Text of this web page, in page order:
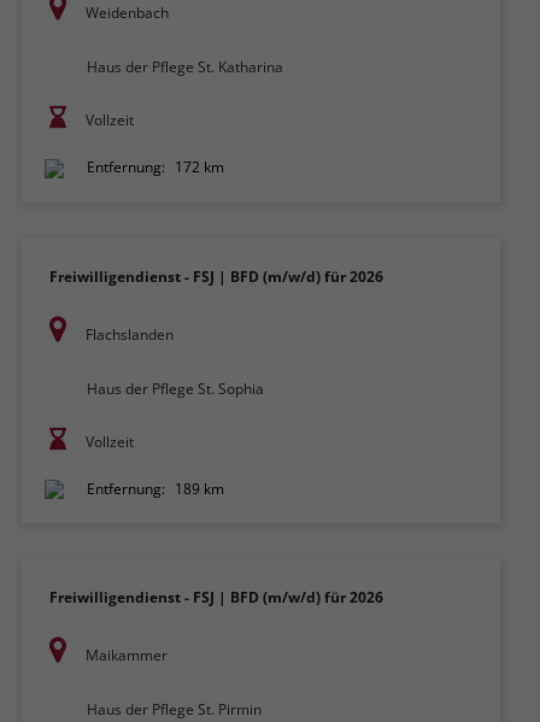
Weidenbach
Haus der Pflege St. Katharina
Vollzeit
Entfernung: 172 km
Freiwilligendienst - FSJ | BFD (m/w/d) für 2026
Flachslanden
Haus der Pflege St. Sophia
Vollzeit
Entfernung: 189 km
Freiwilligendienst - FSJ | BFD (m/w/d) für 2026
Maikammer
Haus der Pflege St. Pirmin